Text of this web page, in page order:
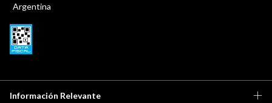
Argentina
Información Relevante